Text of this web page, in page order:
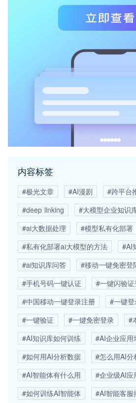
内容标签
#极光文章 #AI漫剧 #跨平台
#deep linking
#大模型企业知识
#ai大数据处理
#模型私有化部署
#私有化部署ai大模型的方法
#AI
#ai知识库问答
#移动一键免密登
#手机号码一键认证
#一键闪验
#中国移动一键登录注册
#一键
#一键验证
#一键免密登录
#
#AI知识库如何训练
#AI企业应用
#如何用AI分析数据
#怎么用AI分
#AI智能体有什么用
#企业级AI应
#如何训练AI智能体
#AI智能客服